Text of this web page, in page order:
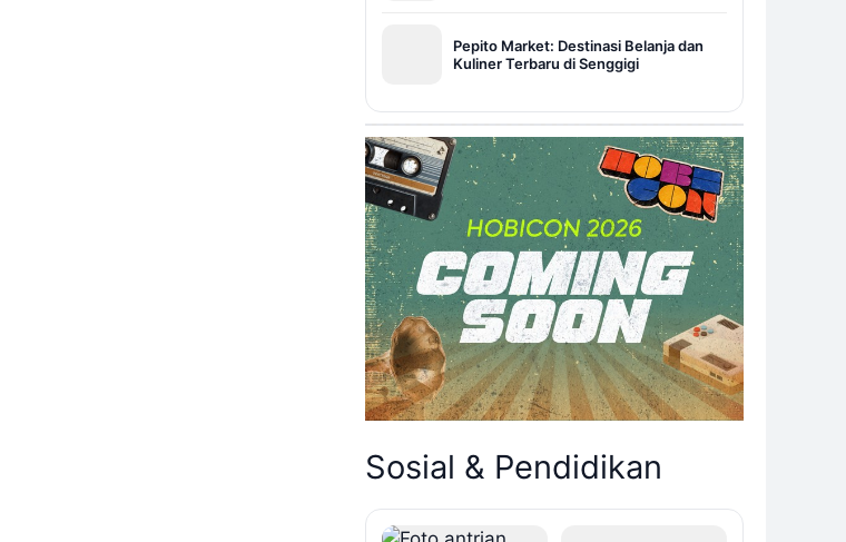
Pepito Market: Destinasi Belanja dan
Kuliner Terbaru di Senggigi
Sosial & Pendidikan